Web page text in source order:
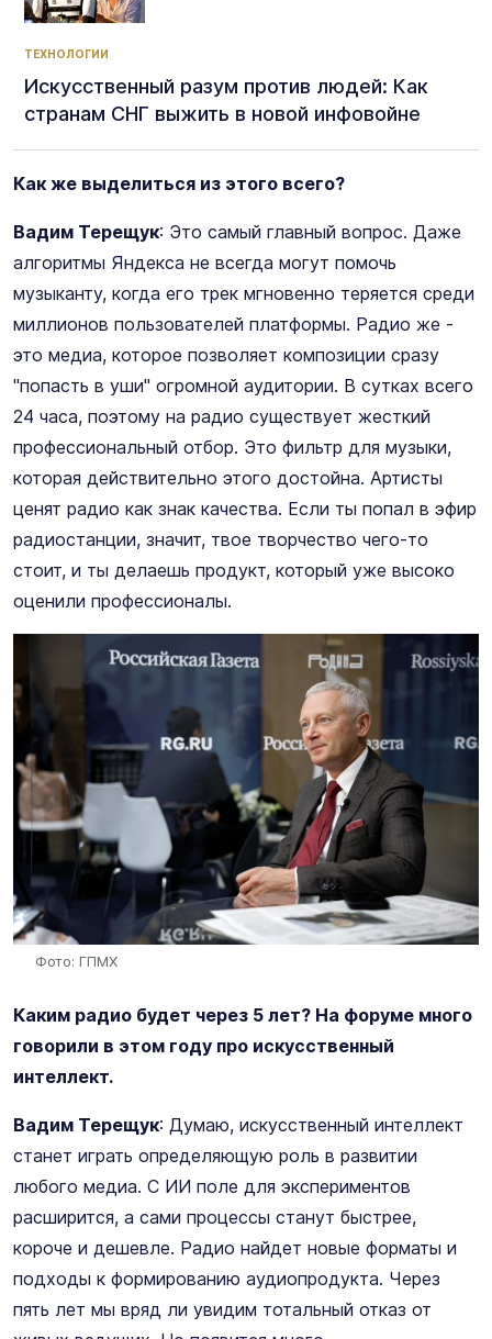
ТЕХНОЛОГИИ
Искусственный разум против людей: Как
странам СНГ выжить в новой инфовойне
Как же выделиться из этого всего?
Вадим Терещук: Это самый главный вопрос. Даже
алгоритмы Яндекса не всегда могут помочь
музыканту, когда его трек мгновенно теряется среди
миллионов пользователей платформы. Радио же -
это медиа, которое позволяет композиции сразу
"попасть в уши" огромной аудитории. В сутках всего
24 часа, поэтому на радио существует жесткий
профессиональный отбор. Это фильтр для музыки,
которая действительно этого достойна. Артисты
ценят радио как знак качества. Если ты попал в эфир
радиостанции, значит, твое творчество чего-то
стоит, и ты делаешь продукт, который уже высоко
оценили профессионалы.
Фото: ГПМХ
Каким радио будет через 5 лет? На форуме много
говорили в этом году про искусственный
интеллект.
Вадим Терещук: Думаю, искусственный интеллект
станет играть определяющую роль в развитии
любого медиа. С ИИ поле для экспериментов
расширится, а сами процессы станут быстрее,
короче и дешевле. Радио найдет новые форматы и
подходы к формированию аудиопродукта. Через
пять лет мы вряд ли увидим тотальный отказ от